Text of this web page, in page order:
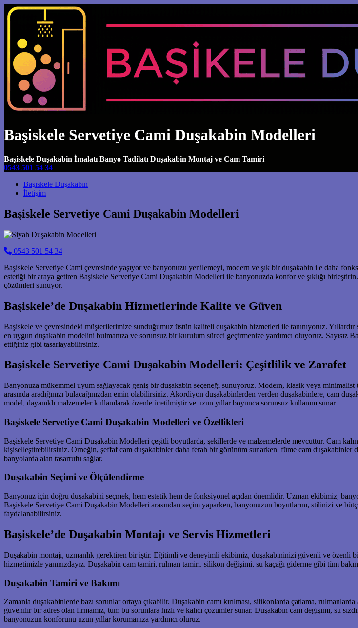
Başiskele Servetiye Cami Duşakabin Modelleri
Başiskele Duşakabin İmalatı Banyo Tadilatı Duşakabin Montaj ve Cam Tamiri
0543 501 54 34
Main Navigation
Başiskele Duşakabin
İletişim
Başiskele Servetiye Cami Duşakabin Modelleri
0543 501 54 34
Başiskele Servetiye Cami çevresinde yaşıyor ve banyonuzu yenilemeyi, modern ve şık bir duşakabin ile daha
estetiği bir araya getiren Başiskele Servetiye Cami Duşakabin Modelleri ile banyonuzda konfor ve şıklığı
çözümleri sunuyor.
Başiskele’de Duşakabin Hizmetlerinde Kalite ve Güven
Başiskele ve çevresindeki müşterilerimize sunduğumuz üstün kaliteli duşakabin hizmetleri ile tanınıyoruz.
en uygun duşakabin modelini bulmanıza ve sorunsuz bir kurulum süreci geçirmenize yardımcı oluyoruz.
ettiğiniz gibi tasarlayabilirsiniz.
Başiskele Servetiye Cami Duşakabin Modelleri: Çeşitlilik ve Zarafet
Banyonuza mükemmel uyum sağlayacak geniş bir duşakabin seçeneği sunuyoruz. Modern, klasik veya
arasında aradığınızı bulacağınızdan emin olabilirsiniz. Akordiyon duşakabinlerden yerden duşakabinlere, cam
model, dayanıklı malzemeler kullanılarak özenle üretilmiştir ve uzun yıllar boyunca sorunsuz kullanım sunar.
Başiskele Servetiye Cami Duşakabin Modelleri ve Özellikleri
Başiskele Servetiye Cami Duşakabin Modelleri çeşitli boyutlarda, şekillerde ve malzemelerde mevcuttur. Cam
kişiselleştirebilirsiniz. Örneğin, şeffaf cam duşakabinler daha ferah bir görünüm sunarken, füme cam
banyolarda alan tasarrufu sağlar.
Duşakabin Seçimi ve Ölçülendirme
Banyonuz için doğru duşakabini seçmek, hem estetik hem de fonksiyonel açıdan önemlidir. Uzman ekibimiz,
Başiskele Servetiye Cami Duşakabin Modelleri arasından seçim yaparken, banyonuzun boyutlarını, stilinizi ve
faydalanabilirsiniz.
Başiskele’de Duşakabin Montajı ve Servis Hizmetleri
Duşakabin montajı, uzmanlık gerektiren bir iştir. Eğitimli ve deneyimli ekibimiz, duşakabininizi güvenli ve özenli
hizmetimizle yanınızdayız. Duşakabin cam tamiri, rulman tamiri, silikon değişimi, su kaçağı giderme gibi tüm
Duşakabin Tamiri ve Bakımı
Zamanla duşakabinlerde bazı sorunlar ortaya çıkabilir. Duşakabin camı kırılması, silikonlarda çatlama,
güvenilir bir adres olan firmamız, tüm bu sorunlara hızlı ve kalıcı çözümler sunar. Duşakabin cam değişimi, su
banyonuzun konforunu uzun yıllar korumanıza yardımcı oluruz.